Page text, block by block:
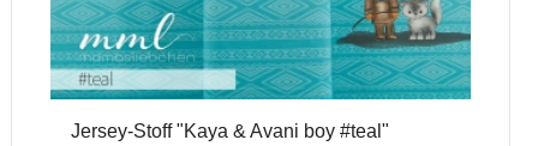
Jersey-Stoff "Kaya & Avani boy #teal"